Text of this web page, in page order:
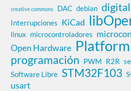
creative commons DAC debian digital
Interrupciones KiCad
linux microcontroladores
Open Hardware
programación PWM R2R
Software Libre STM32F103
usart